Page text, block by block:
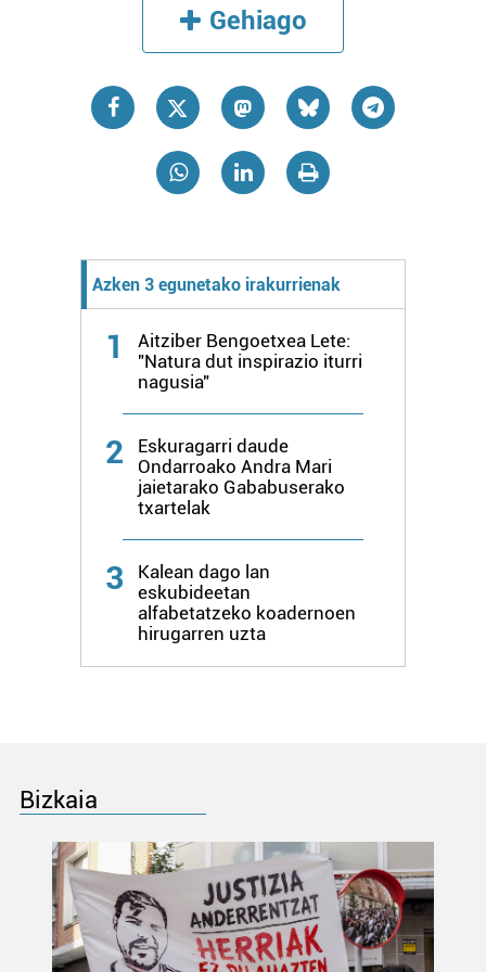
Gehiago
Azken 3 egunetako irakurrienak
1
Aitziber Bengoetxea Lete:
"Natura dut inspirazio iturri
nagusia"
2
Eskuragarri daude
Ondarroako Andra Mari
jaietarako Gababuserako
txartelak
3
Kalean dago lan
eskubideetan
alfabetatzeko koadernoen
hirugarren uzta
Bizkaia